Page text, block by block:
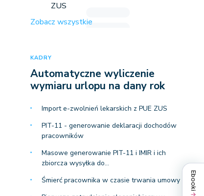
Ebooki
ZUS
Zobacz wszystkie
KADRY
Automatyczne wyliczenie
wymiaru urlopu na dany rok
Import e-zwolnień lekarskich z PUE ZUS
PIT-11 - generowanie deklaracji dochodów
pracowników
Masowe generowanie PIT-11 i IMIR i ich
zbiorcza wysyłka do…
Śmierć pracownika w czasie trwania umowy